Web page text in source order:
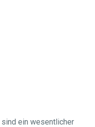
ein wesentlicher